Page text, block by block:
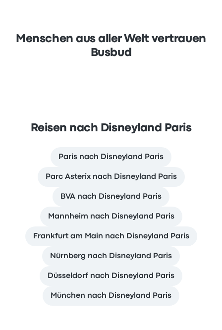
Menschen aus aller Welt vertrauen
Busbud
Reisen nach Disneyland Paris
Paris nach Disneyland Paris
Parc Asterix nach Disneyland Paris
BVA nach Disneyland Paris
Mannheim nach Disneyland Paris
Frankfurt am Main nach Disneyland Paris
Nürnberg nach Disneyland Paris
Düsseldorf nach Disneyland Paris
München nach Disneyland Paris